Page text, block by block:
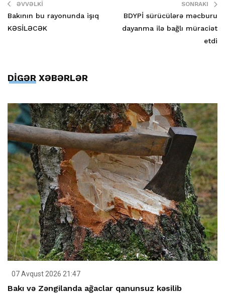
ƏVVƏLKI
Bakının bu rayonunda işıq
KƏSİLƏCƏK
SONRAKI
BDYPİ sürücülərə məcburu
dayanma ilə bağlı müraciət
etdi
DİGƏR XƏBƏRLƏR
07 Avqust 2026 21:47
Bakı və Zəngilanda ağaclar qanunsuz kəsilib